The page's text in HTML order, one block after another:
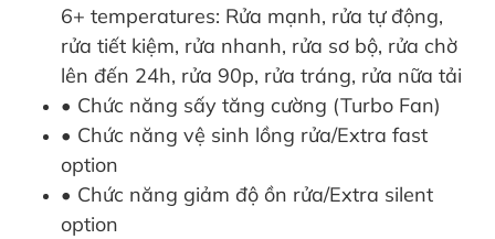
6+ temperatures: Rửa mạnh, rửa tự động,
rửa tiết kiệm, rửa nhanh, rửa sơ bộ, rửa chờ
lên đến 24h, rửa 90p, rửa tráng, rửa nữa tải
• Chức năng sấy tăng cường (Turbo Fan)
• Chức năng vệ sinh lồng rửa/Extra fast
option
• Chức năng giảm độ ồn rửa/Extra silent
option